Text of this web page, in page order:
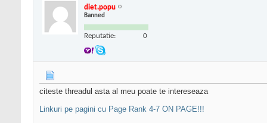
diet.popu
Banned
Reputatie: 0
citeste threadul asta al meu poate te intereseaza
Linkuri pe pagini cu Page Rank 4-7 ON PAGE!!!